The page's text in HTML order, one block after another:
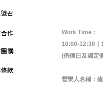
Work Time：
10:00-12:30｜
(例假日及國定
營業人名稱：